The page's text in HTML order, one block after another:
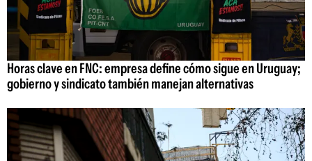
Horas clave en FNC: empresa define cómo sigue en Uruguay;
gobierno y sindicato también manejan alternativas